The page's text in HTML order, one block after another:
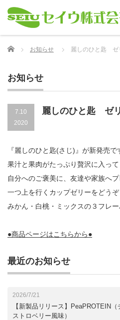
Home お知らせ 麗しのひと匙 ゼ
お知らせ
7.10
2020
麗しのひと匙 ゼ
『麗しのひと匙(さじ)』が新発売で
果汁と果肉がたっぷり贅沢に入って
自分へのご褒美に、友達や家族へプ
一つ上を行くカップゼリーをどうぞ
みかん・白桃・ミックスの３フレー
●商品ページはこちらから●
最近のお知らせ
2026/7/21
【新製品リリース】PeaPROTEIN
ストロベリー風味）